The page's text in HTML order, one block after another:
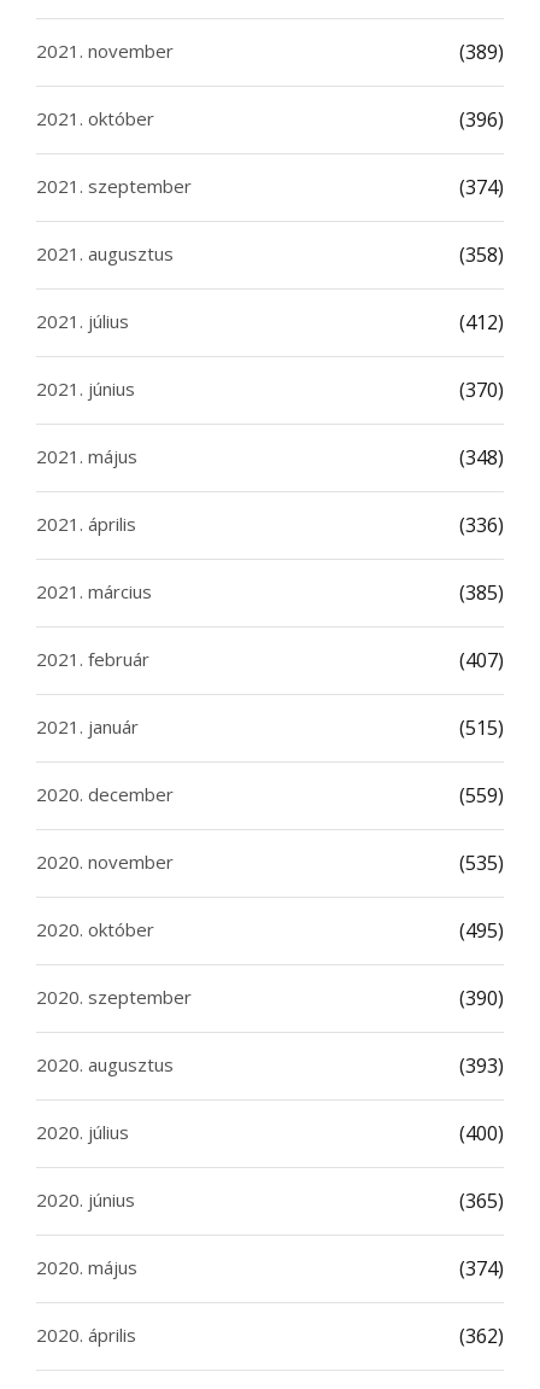
2021. november (389)
2021. október (396)
2021. szeptember (374)
2021. augusztus (358)
2021. július (412)
2021. június (370)
2021. május (348)
2021. április (336)
2021. március (385)
2021. február (407)
2021. január (515)
2020. december (559)
2020. november (535)
2020. október (495)
2020. szeptember (390)
2020. augusztus (393)
2020. július (400)
2020. június (365)
2020. május (374)
2020. április (362)